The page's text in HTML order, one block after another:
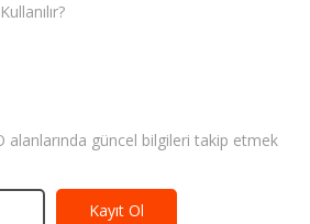
alanlarında güncel bilgileri takip etmek